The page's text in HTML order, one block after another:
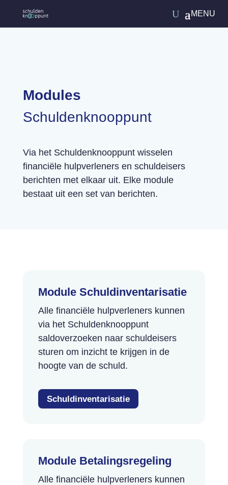
Modules
Schuldenknooppunt
Via het Schuldenknooppunt wisselen
financiële hulpverleners en schuldeisers
berichten met elkaar uit. Elke module
bestaat uit een set van berichten.
Module Schuldinventari­satie
Alle financiële hulpverleners kunnen
via het Schuldenknooppunt
saldoverzoeken naar schuldeisers
sturen om inzicht te krijgen in de
hoogte van de schuld.
Schuldinventarisatie
Module Betalings­regeling
Alle financiële hulpverleners kunnen